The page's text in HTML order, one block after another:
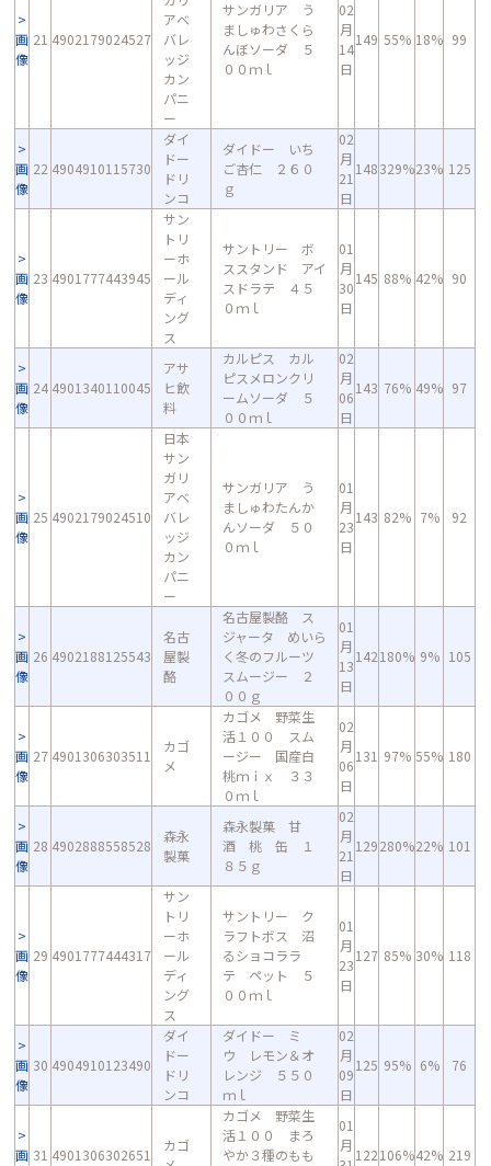
画
像
21 4902179024527
アベ
バレ
ッジ
カン
パニ
ー
サンガリア う
ましゅわさくら
んぼソーダ ５
００ｍｌ
02
月
14
日
149 55% 18% 99
画
像
22 4904910115730
ダイ
ドー
ドリ
ンコ
ダイドー いち
ご杏仁 ２６０
ｇ
02
月
21
日
148329%23% 125
画
像
23 4901777443945
サン
トリ
ーホ
ール
ディ
ング
ス
サントリー ボ
ススタンド アイ
スドラテ ４５
０ｍｌ
01
月
30
日
145 88% 42% 90
画
像
24 4901340110045
アサ
ヒ飲
料
カルピス カル
ピスメロンクリ
ームソーダ ５
００ｍｌ
02
月
06
日
143 76% 49% 97
画
像
25 4902179024510
日本
サン
ガリ
アベ
バレ
ッジ
カン
パニ
ー
サンガリア う
ましゅわたんか
んソーダ ５０
０ｍｌ
01
月
23
日
143 82% 7% 92
画
像
26 4902188125543
名古
屋製
酪
名古屋製酪 ス
ジャータ めいら
く冬のフルーツ
スムージー ２
００ｇ
01
月
13
日
142180% 9% 105
画
像
27 4901306303511
カゴ
メ
カゴメ 野菜生
活１００ スム
ージー 国産白
桃ｍｉｘ ３３
０ｍｌ
02
月
06
日
131 97% 55% 180
画
像
28 4902888558528
森永
製菓
森永製菓 甘
酒 桃 缶 １
８５ｇ
02
月
21
日
129280%22% 101
画
像
29 4901777444317
サン
トリ
ーホ
ール
ディ
ング
ス
サントリー ク
ラフトボス 沼
るショコララ
テ ペット ５
００ｍｌ
01
月
23
日
127 85% 30% 118
画
像
30 4904910123490
ダイ
ドー
ドリ
ンコ
ダイドー ミ
ウ レモン＆オ
レンジ ５５０
ｍｌ
02
月
09
日
125 95% 6% 76
画 31 4901306302651
カゴ
カゴメ 野菜生
活１００ まろ
やか３種のもも
01
月
122106%42% 219